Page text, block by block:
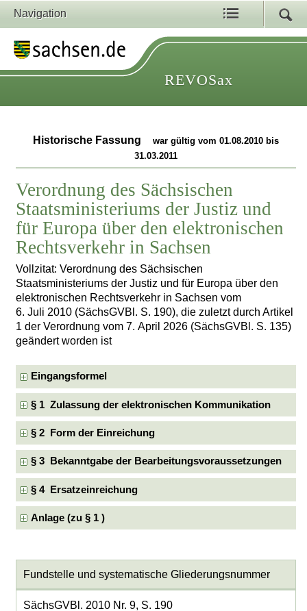
Navigation
REVOSax
Historische Fassung
war gültig vom 01.08.2010 bis
31.03.2011
Verordnung des Sächsischen
Staatsministeriums der Justiz und
für Europa über den elektronischen
Rechtsverkehr in Sachsen
Vollzitat: Verordnung des Sächsischen
Staatsministeriums der Justiz und für Europa über den
elektronischen Rechtsverkehr in Sachsen vom
6. Juli 2010 (SächsGVBl. S. 190), die zuletzt durch Artikel
1 der Verordnung vom 7. April 2026 (SächsGVBl. S. 135)
geändert worden ist
Eingangsformel
§ 1 Zulassung der elektronischen Kommunikation
§ 2 Form der Einreichung
§ 3 Bekanntgabe der Bearbeitungsvoraussetzungen
§ 4 Ersatzeinreichung
Anlage (zu § 1 )
Fundstelle und systematische Gliederungsnummer
SächsGVBl. 2010 Nr. 9, S. 190